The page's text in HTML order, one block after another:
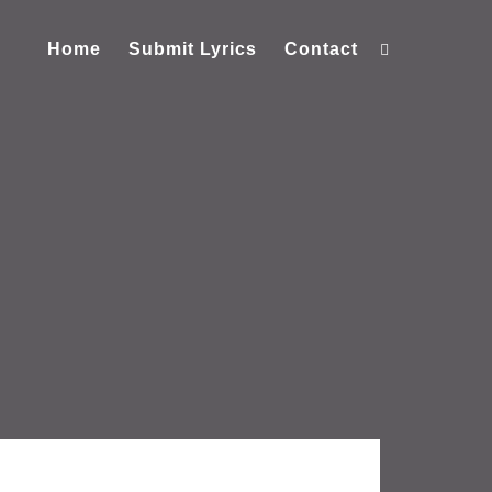
Home Submit Lyrics Contact